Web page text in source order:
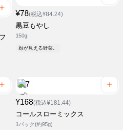
¥78(税込¥84.24)
黒豆もやし
150g
顔が見える野菜。
¥168(税込¥181.44)
コールスローミックス
1パック(約95g)